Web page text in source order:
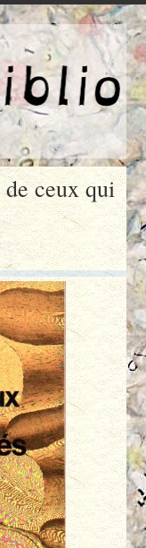
ceux qui